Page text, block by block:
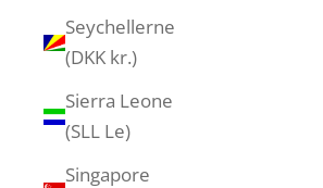
Seychellerne
(DKK kr.)
Sierra Leone
(SLL Le)
Singapore